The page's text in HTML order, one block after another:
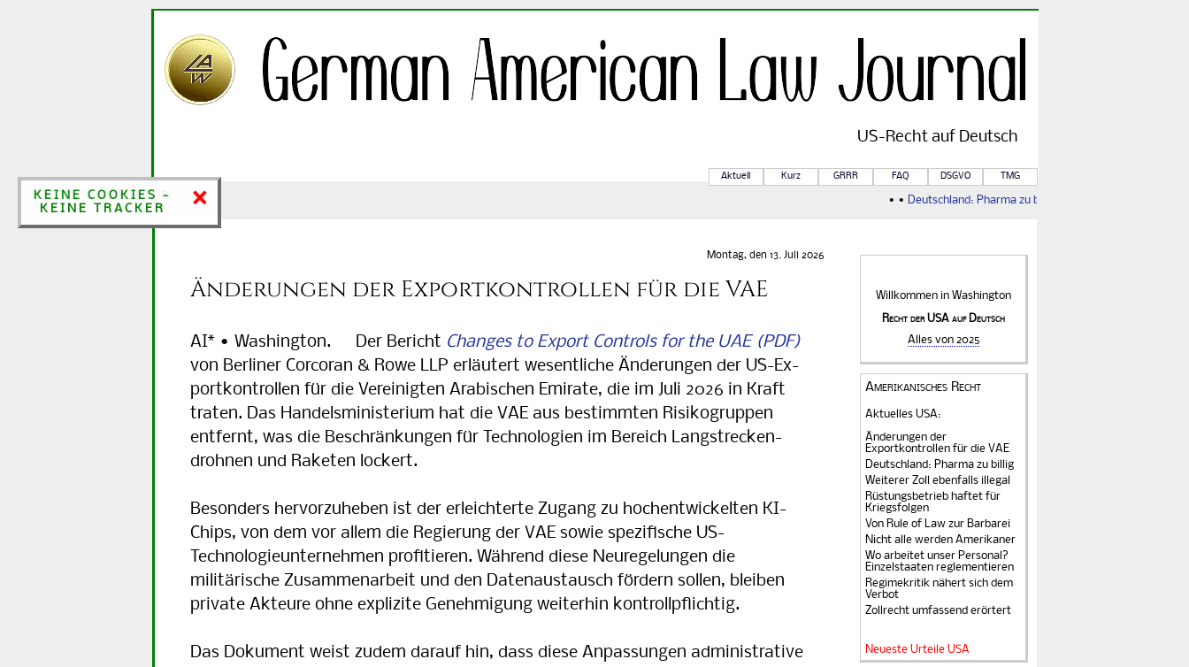
×
KEINE COOKIES &
KEINE TRACKER
US-Rechtauf Deutsch
Aktuell Kurz GRRR FAQ DSGVO TMG
Deutschland: Pharma zu billig
Montag, den 13. Juli 2026
Änderungen der Exportkontrollen für die VAE
AI* • Washington. Der Bericht Chan­ges to Ex­port Con­trols for the UAE
von Ber­li­ner Cor­co­ran & Rowe LLP er­läu­tert we­sent­li­che Än­de­run­gen der US-Ex­
port­kon­trol­len für die Ver­einig­ten Ara­bi­schen Emi­ra­te, die im Juli 2026 in Kraft
tra­ten. Das Han­dels­mi­ni­ste­rium hat die VAE aus be­stimm­ten Ri­si­ko­grup­pen
ent­fernt, was die Be­schrän­kun­gen für Tech­no­lo­gi­en im Be­reich Lang­strecken­
droh­nen und Ra­ke­ten lockert.
Besonders hervorzuheben ist der erleichterte Zugang zu hochentwickelten KI-
Chips, von dem vor allem die Regierung der VAE sowie spezifische US-
Technologieunternehmen profitieren. Während diese Neuregelungen die
militärische Zusammenarbeit und den Datenaustausch fördern sollen, bleiben
private Akteure ohne explizite Genehmigung weiterhin kontrollpflichtig.
Das Dokument weist zudem darauf hin, dass diese Anpassungen administrative
Willkommen in Washington
Recht der USA auf Deutsch
Alles von 2025
Amerikanisches Recht
Aktuelles USA:
Änderungen der
Exportkontrollen für die VAE
Deutschland: Pharma zu billig
Weiterer Zoll ebenfalls illegal
Rüstungsbetrieb haftet für
Kriegsfolgen
Von Rule of Law zur Barbarei
Nicht alle werden Amerikaner
Wo arbeitet unser Personal?
Einzelstaaten reglementieren
Regimekritik nähert sich dem
Verbot
Zollrecht umfassend erörtert
Neueste Urteile USA
×
KEINE COOKIES -
KEINE TRACKER